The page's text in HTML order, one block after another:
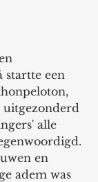
startte een
uitgezonderd
alle
en
adem was